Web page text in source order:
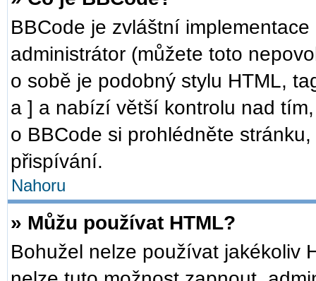
BBCode je zvláštní
administrátor (můžete toto
o sobě je podobný stylu HTML,
a ] a nabízí větší kontrolu nad
o BBCode si prohlédněte
přispívání.
Nahoru
» Můžu používat HTML?
Bohužel nelze používat jakékoliv